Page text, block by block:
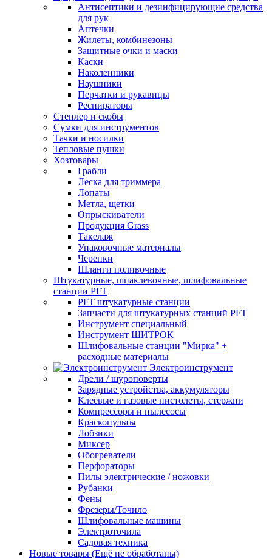
Антисептики и дезинфицирующие средства
для рук
Аптечки
Жилеты, комбинезоны
Защитные очки и маски
Каски
Наколенники
Наушники
Перчатки и рукавицы
Респираторы
Степлер и скобы
Сумки для инструментов
Тачки и носилки
Тепловые пушки
Хозтовары
Грабли
Леска для триммера
Лопаты
Метла, щетки
Опрыскиватели
Продукция Grass
Такелаж
Упаковочные материалы
Черенки
Шланги поливочные
Штукатурные, шпаклевочные, шлифовальные
станции PFT
PFT штукатурные станции
Запчасти для штукатурных станций PFT
Инструмент специальный
Инструмент ШИТРОК
Шлифовальные станции "Мирка" +
расходные материалы
Электроинструмент
Дрели / шуроповерты
Зарядные устройства, аккумуляторы
Клеевые и газовые пистолеты, стержни
Компрессоры и пылесосы
Краскопульты
Лобзики
Миксер
Обогреватели
Перфораторы
Пилы электрические / ножовки
Рубанки
Фены
Фрезеры/Точило
Шлифовальные машины
Электроточила
Садовая техника
Новые товары (Ещё не обработаны)